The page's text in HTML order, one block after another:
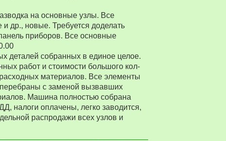
на основные узлы. Все
др., новые. Требуется доделать
приборов. Все основные
деталей собранных в единое целое.
работ и стоимости большого кол-
материалов. Все элементы
с заменой вызвавших
Машина полностью собрана
налоги оплачены, легко заводится,
распродажи всех узлов и